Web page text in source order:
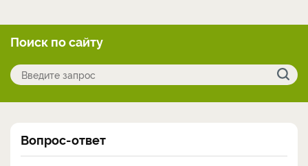
Поиск по сайту
Вопрос-ответ